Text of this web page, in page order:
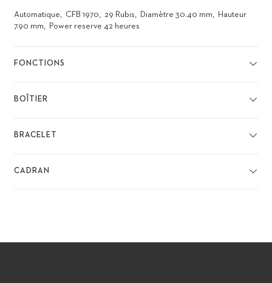
Automatique CFB 1970 29 Rubis Diamètre 30.40 mm
Hauteur
7.90 mm
Power reserve 42 heures
FONCTIONS
BOÎTIER
BRACELET
CADRAN